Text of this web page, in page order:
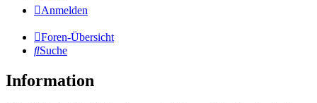
Anmelden
Foren-Übersicht
Suche
Information